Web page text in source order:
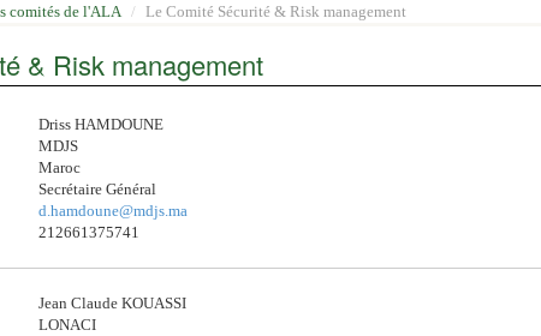
comités de l'ALA Le Comité Sécurité & Risk management
& Risk management
Driss HAMDOUNE
MDJS
Maroc
Secrétaire Général
d.hamdoune@mdjs.ma
212661375741
Jean Claude KOUASSI
LONACI